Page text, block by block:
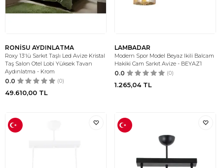
RONİSU AYDINLATMA
Roxy 13'lü Sarkıt Taşlı Led Avize Kristal
Taş Salon Otel Lobi Yüksek Tavan
Aydınlatma - Krom
0.0 (0)
49.610,00 TL
LAMBADAR
Modern Spor Model Beyaz Ikili Balcam
Hakiki Cam Sarkıt Avize - BEYAZ1
0.0 (0)
1.265,04TL